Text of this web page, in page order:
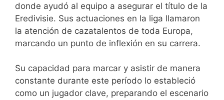
donde ayudó al equipo a asegurar el título de la
Eredivisie. Sus actuaciones en la liga llamaron
la atención de cazatalentos de toda Europa,
marcando un punto de inflexión en su carrera.
Su capacidad para marcar y asistir de manera
constante durante este período lo estableció
como un jugador clave, preparando el escenario